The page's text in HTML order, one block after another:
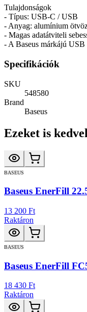
Tulajdonságok
- Típus: USB-C / USB
- Anyag: alumínium
- Magas adatátviteli
- A Baseus márkájú USB
Specifikációk
SKU
548580
Brand
Baseus
Ezeket is
BASEUS
Baseus EnerFill
13 200 Ft
Raktáron
BASEUS
Baseus EnerFill
18 430 Ft
Raktáron